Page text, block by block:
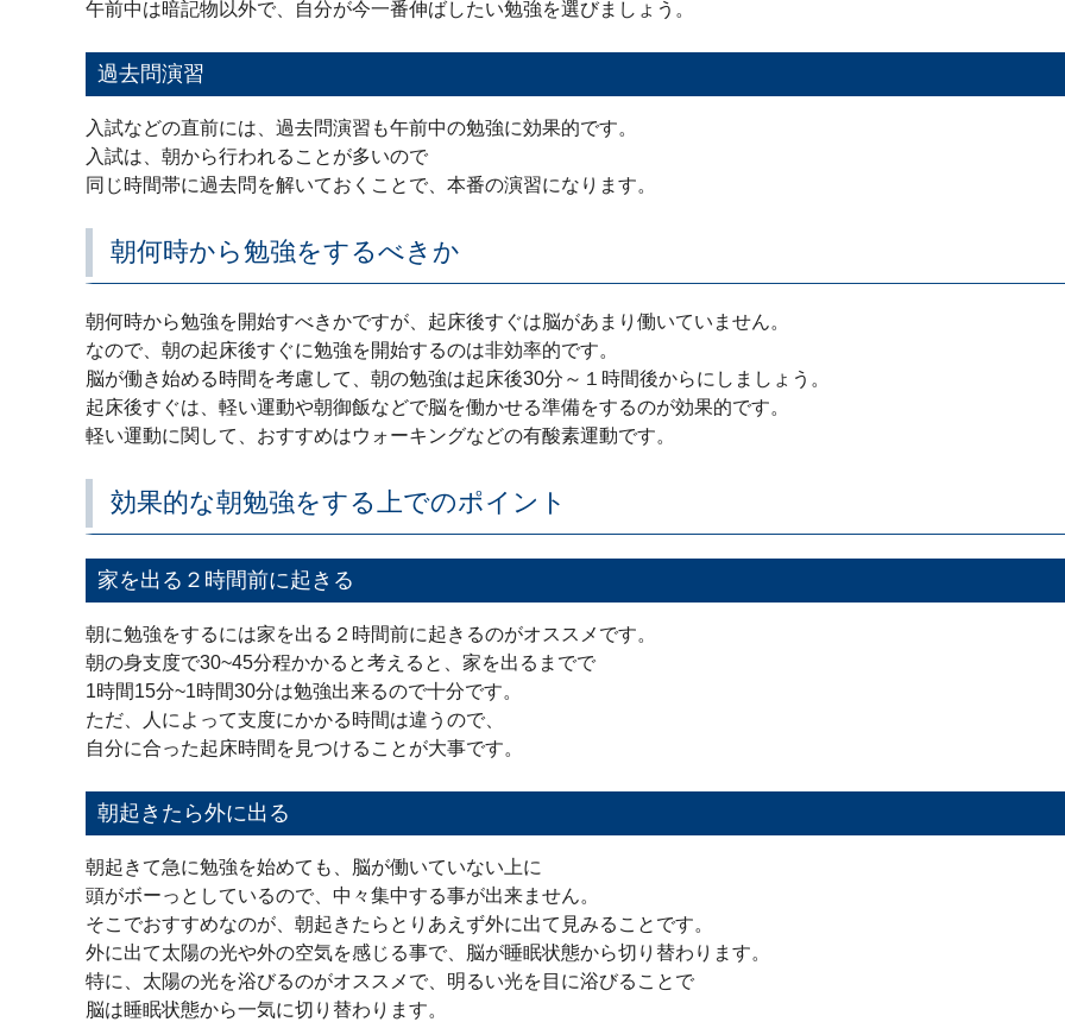
午前中は暗記物以外で、自分が今一番伸ばしたい勉強を選びましょう。
過去問演習
入試などの直前には、過去問演習も午前中の勉強に効果的です。
入試は、朝から行われることが多いので
同じ時間帯に過去問を解いておくことで、本番の演習になります。
朝何時から勉強をするべきか
朝何時から勉強を開始すべきかですが、起床後すぐは脳があまり働いていません。
なので、朝の起床後すぐに勉強を開始するのは非効率的です。
脳が働き始める時間を考慮して、朝の勉強は起床後30分～１時間後からにしましょう。
起床後すぐは、軽い運動や朝御飯などで脳を働かせる準備をするのが効果的です。
軽い運動に関して、おすすめはウォーキングなどの有酸素運動です。
効果的な朝勉強をする上でのポイント
家を出る２時間前に起きる
朝に勉強をするには家を出る２時間前に起きるのがオススメです。
朝の身支度で30~45分程かかると考えると、家を出るまでで
1時間15分~1時間30分は勉強出来るので十分です。
ただ、人によって支度にかかる時間は違うので、
自分に合った起床時間を見つけることが大事です。
朝起きたら外に出る
朝起きて急に勉強を始めても、脳が働いていない上に
頭がボーっとしているので、中々集中する事が出来ません。
そこでおすすめなのが、朝起きたらとりあえず外に出て見みることです。
外に出て太陽の光や外の空気を感じる事で、脳が睡眠状態から切り替わります。
特に、太陽の光を浴びるのがオススメで、明るい光を目に浴びることで
脳は睡眠状態から一気に切り替わります。